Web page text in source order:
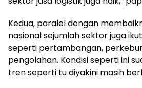
Kedua, paralel dengan
nasional sejumlah sektor juga
seperti pertambangan,
pengolahan. Kondisi seperti ini
tren seperti tu diyakini masih